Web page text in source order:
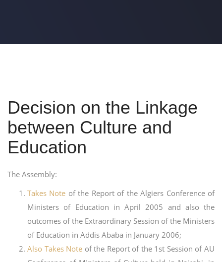
Decision on the Linkage
between Culture and
Education
The Assembly:
Takes Note of the Report of the Algiers Conference of
Ministers of Education in April 2005 and also the
outcomes of the Extraordinary Session of the Ministers
of Education in Addis Ababa in January 2006;
Also Takes Note of the Report of the 1st Session of AU